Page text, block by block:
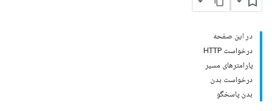
در این صفحه
درخواست HTTP
پارامترهای مسیر
درخواست بدن
بدن پاسخگو